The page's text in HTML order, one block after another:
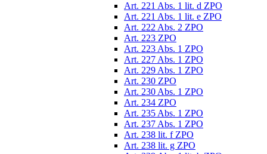
Art. 221 Abs. 1 lit. d ZPO
Art. 221 Abs. 1 lit. e ZPO
Art. 222 Abs. 2 ZPO
Art. 223 ZPO
Art. 223 Abs. 1 ZPO
Art. 227 Abs. 1 ZPO
Art. 229 Abs. 1 ZPO
Art. 230 ZPO
Art. 230 Abs. 1 ZPO
Art. 234 ZPO
Art. 235 Abs. 1 ZPO
Art. 237 Abs. 1 ZPO
Art. 238 lit. f ZPO
Art. 238 lit. g ZPO